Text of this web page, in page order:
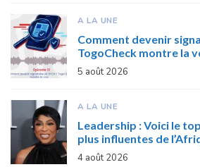
A LA UNE
Comment devenir
TogoCheck montre la
5 août 2026
A LA UNE
Leadership : Voici le
plus influentes de
4 août 2026